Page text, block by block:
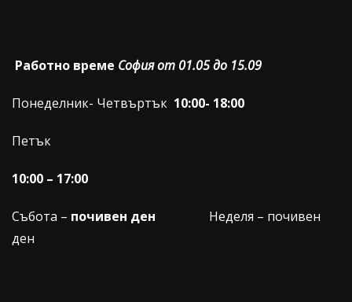
Работно време София от 01.05 до 15.09
Понеделник- Четвъртък 10:00- 18:00
Петък
10:00 – 17:00
Събота – почивен ден Неделя – почивен
ден